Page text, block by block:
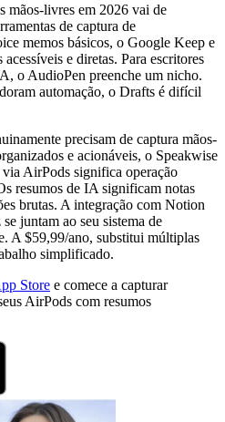
mãos-livres em 2026 vai de
de captura de
memos básicos, o Google Keep e
e diretas. Para escritores
o AudioPen preenche um nicho.
automação, o Drafts é difícil
precisam de captura mãos-
e acionáveis, o Speakwise
AirPods significa operação
resumos de IA significam notas
brutas. A integração com Notion
juntam ao seu sistema de
A $59,99/ano, substitui múltiplas
simplificado.
Store e comece a capturar
AirPods com resumos